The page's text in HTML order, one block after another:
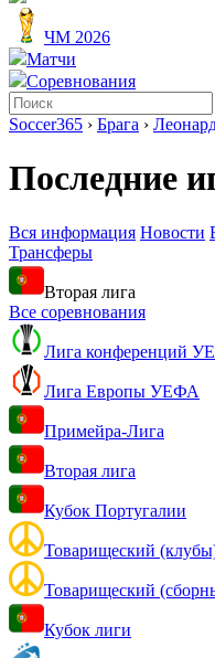
ЧМ 2026
Матчи
Соревнования
Soccer365 › Брага ›
Последние
Вся информация Новости
Трансферы
Вторая лига
Все соревнования
Лига конференций
Лига Европы УЕФА
Примейра-Лига
Вторая лига
Кубок Португалии
Товарищеский
Товарищеский
Кубок лиги